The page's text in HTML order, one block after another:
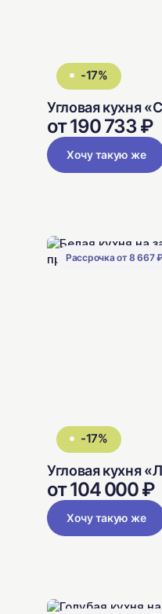
-17%
Угловая кухня
от 190 733 ₽
Хочу такую же
Рассрочка от 8 667
-17%
Угловая кухня
от 104 000 ₽
Хочу такую же